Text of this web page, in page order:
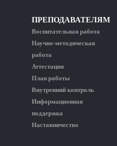
ПРЕПОДАВАТЕЛЯМ
Воспитательная работа
Научно-методическая
работа
Аттестация
План работы
Внутренний контроль
Информационная
поддержка
Наставничество